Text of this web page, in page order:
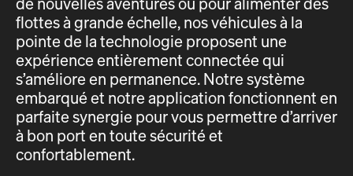
flottes à grande échelle, nos véhicules à la
pointe de la technologie proposent une
expérience entièrement connectée qui
s’améliore en permanence. Notre système
embarqué et notre application fonctionnent en
parfaite synergie pour vous permettre d’arriver
à bon port en toute sécurité et
confortablement.